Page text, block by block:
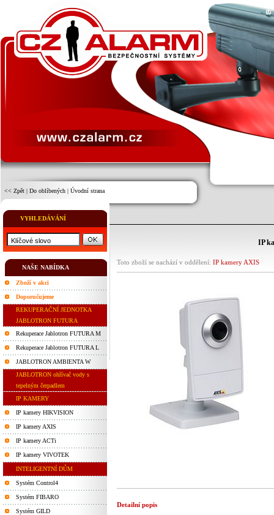
<< Zpět | Do oblíbených | Úvodní strana
VYHLEDÁVÁNÍ
NAŠE NABÍDKA
Zboží v akci
Doporučujeme
REKUPERAČNÍ JEDNOTKA
JABLOTRON FUTURA
Rekuperace Jablotron FUTURA M
Rekuperace Jablotron FUTURA L
JABLOTRON AMBIENTA W
JABLOTRON ohřívač vody s
tepelným čerpadlem
IP KAMERY
IP kamery HIKVISION
IP kamery AXIS
IP kamery ACTi
IP kamery VIVOTEK
INTELIGENTNÍ DŮM
Systém Control4
Systém FIBARO
Systém GILD
IP
Toto zboží se nachází v oddělení: IP kamery AXIS
Detailní popis